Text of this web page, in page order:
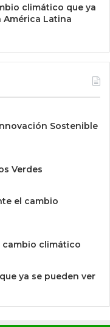
climático que ya
América Latina
Sostenible
Verdes
el cambio
cambio climático
ya se pueden ver